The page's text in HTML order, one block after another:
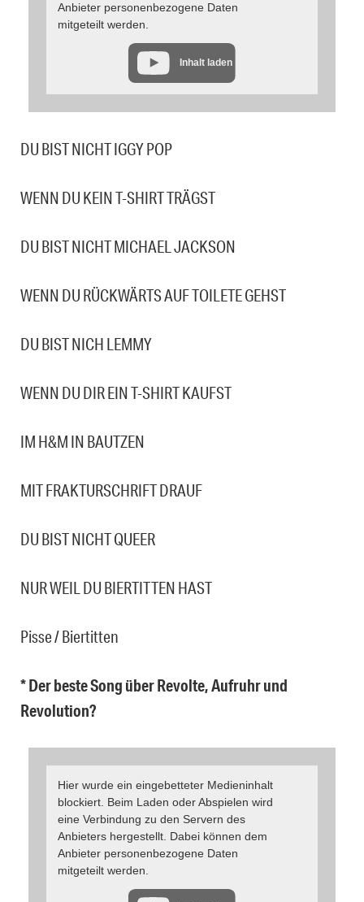
Anbieter personenbezogene Daten
mitgeteilt werden.
Inhalt laden
DU BIST NICHT IGGY POP
WENN DU KEIN T-SHIRT TRÄGST
DU BIST NICHT MICHAEL JACKSON
WENN DU RÜCKWÄRTS AUF TOILETE GEHST
DU BIST NICH LEMMY
WENN DU DIR EIN T-SHIRT KAUFST
IM H&M IN BAUTZEN
MIT FRAKTURSCHRIFT DRAUF
DU BIST NICHT QUEER
NUR WEIL DU BIERTITTEN HAST
Pisse / Biertitten
* Der beste Song über Revolte, Aufruhr und
Revolution?
Hier wurde ein eingebetteter Medieninhalt
blockiert. Beim Laden oder Abspielen wird
eine Verbindung zu den Servern des
Anbieters hergestellt. Dabei können dem
Anbieter personenbezogene Daten
mitgeteilt werden.